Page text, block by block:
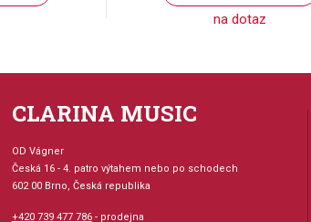
na dotaz
CLARINA MUSIC
OD Vágner
Česká 16 - 4. patro výtahem nebo po schodech
602 00 Brno, Česká republika
+420 739 477 786- prodejna